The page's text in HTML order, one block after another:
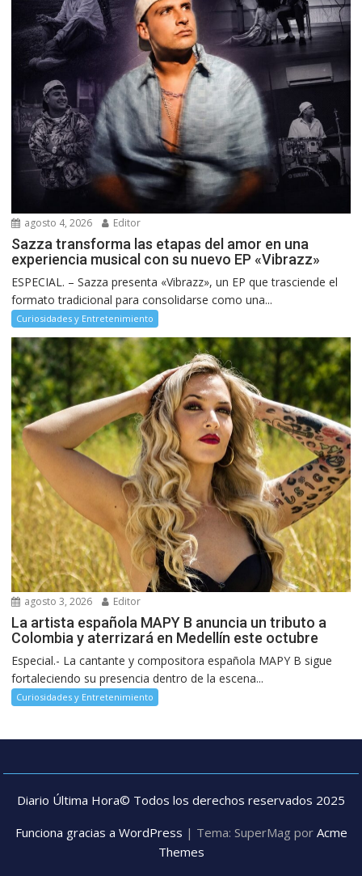
agosto 4, 2026 Editor
Sazza transforma las etapas del amor en una
experiencia musical con su nuevo EP «Vibrazz»
ESPECIAL. – Sazza presenta «Vibrazz», un EP que trasciende el
formato tradicional para consolidarse como una...
Curiosidades y Entretenimiento
agosto 3, 2026 Editor
La artista española MAPY B anuncia un tributo a
Colombia y aterrizará en Medellín este octubre
Especial.- La cantante y compositora española MAPY B sigue
fortaleciendo su presencia dentro de la escena...
Curiosidades y Entretenimiento
Diario Última Hora© Todos los derechos reservados 2025
Funciona gracias a WordPress | Tema: SuperMag por Acme
Themes